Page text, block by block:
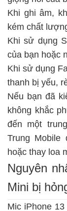
Khi ghi âm,
kém chất
Khi sử dụng
của bạn hoặc
Khi sử dụng
thanh bị yếu,
Nếu bạn đã
không khắc
đến một
Trung
hoặc thay loa
Nguyên
Mini bị
Mic iPhone